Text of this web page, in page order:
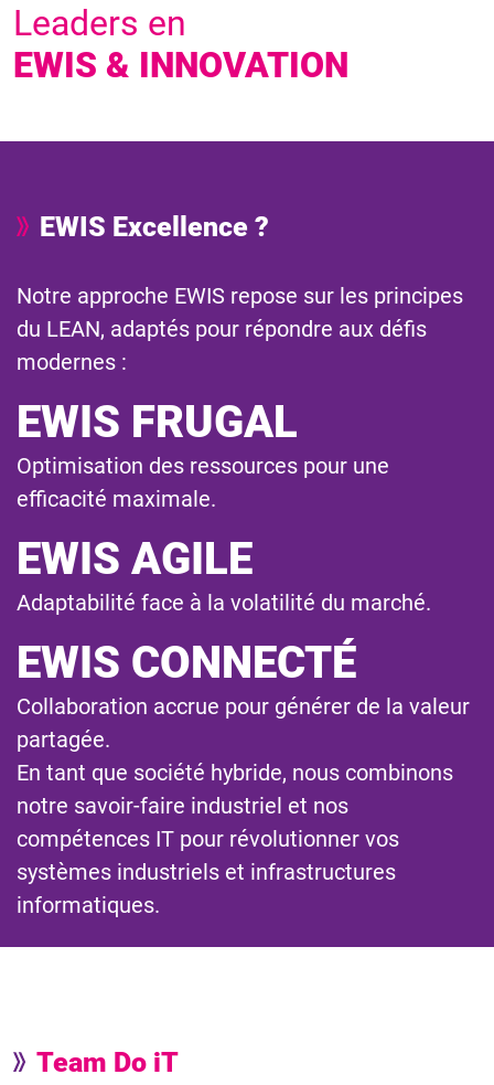
Leaders en
EWIS & INNOVATION
EWIS Excellence ?
Notre approche EWIS repose sur les principes
du LEAN, adaptés pour répondre aux défis
modernes :
EWIS FRUGAL
Optimisation des ressources pour une
efficacité maximale.
EWIS AGILE
Adaptabilité face à la volatilité du marché.
EWIS CONNECTÉ
Collaboration accrue pour générer de la valeur
partagée.
En tant que société hybride, nous combinons
notre savoir-faire industriel et nos
compétences IT pour révolutionner vos
systèmes industriels et infrastructures
informatiques.
Team Do iT